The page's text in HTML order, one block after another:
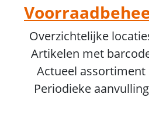
Overzichtelijke
Artikelen met
Actueel assortiment
Periodieke aanvulling